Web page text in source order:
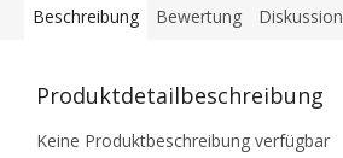
Beschreibung Bewertung Diskussion
Produktdetailbeschreibung
Keine Produktbeschreibung verfügbar